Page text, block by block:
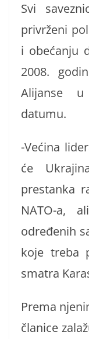
Svi
privrženi
i obećanju
2008.
Alijanse u
datumu.
-Većina
će
prestanka
NATO-a,
određenih
koje treba
smatra
Prema
članice